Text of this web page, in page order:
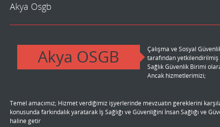
Akya Osgb
Akya OSGB
Çalışma ve Sosyal
tarafından yetkilendirilmiş
Sağlık Güvenlik Birimi
Ancak hizmetlerimizi;
Temel amacımız; Hizmet verdiğimiz işyerlerinde mevzuatın gereklerini
konusunda farkındalık yaratarak İş Sağlığı ve Güvenliğini İnsan Sağlığı ve
haline getir